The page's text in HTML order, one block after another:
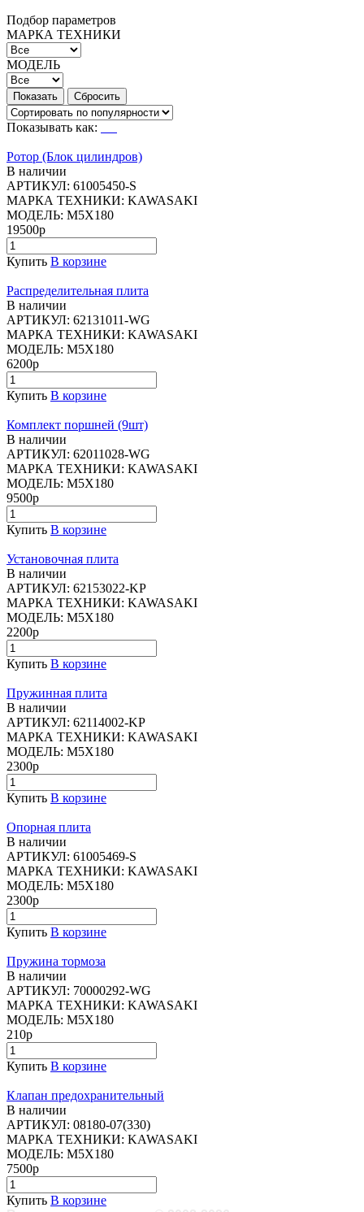
Подбор параметров
МАРКА ТЕХНИКИ
МОДЕЛЬ
Показывать как:
Ротор (Блок цилиндров)
В наличии
АРТИКУЛ: 61005450-S
МАРКА ТЕХНИКИ: KAWASAKI
МОДЕЛЬ: M5X180
19500р
Купить В корзине
Распределительная плита
В наличии
АРТИКУЛ: 62131011-WG
МАРКА ТЕХНИКИ: KAWASAKI
МОДЕЛЬ: M5X180
6200р
Купить В корзине
Комплект поршней (9шт)
В наличии
АРТИКУЛ: 62011028-WG
МАРКА ТЕХНИКИ: KAWASAKI
МОДЕЛЬ: M5X180
9500р
Купить В корзине
Установочная плита
В наличии
АРТИКУЛ: 62153022-KP
МАРКА ТЕХНИКИ: KAWASAKI
МОДЕЛЬ: M5X180
2200р
Купить В корзине
Пружинная плита
В наличии
АРТИКУЛ: 62114002-KP
МАРКА ТЕХНИКИ: KAWASAKI
МОДЕЛЬ: M5X180
2300р
Купить В корзине
Опорная плита
В наличии
АРТИКУЛ: 61005469-S
МАРКА ТЕХНИКИ: KAWASAKI
МОДЕЛЬ: M5X180
2300р
Купить В корзине
Пружина тормоза
В наличии
АРТИКУЛ: 70000292-WG
МАРКА ТЕХНИКИ: KAWASAKI
МОДЕЛЬ: M5X180
210р
Купить В корзине
Клапан предохранительный
В наличии
АРТИКУЛ: 08180-07(330)
МАРКА ТЕХНИКИ: KAWASAKI
МОДЕЛЬ: M5X180
7500р
Купить В корзине